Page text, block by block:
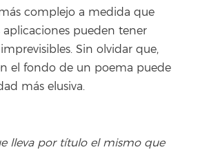
complejo a medida que
aplicaciones pueden tener
Sin olvidar que,
el fondo de un poema puede
más elusiva.
lleva por título el mismo que